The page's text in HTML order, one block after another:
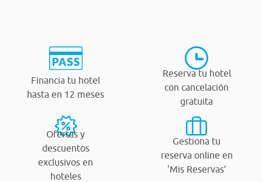
Financia tu hotel
hasta en 12 meses
Reserva tu hotel
con cancelación
gratuita
Ofertas y
descuentos
exclusivos en
hoteles
Gestiona tu
reserva online en
‘Mis Reservas’